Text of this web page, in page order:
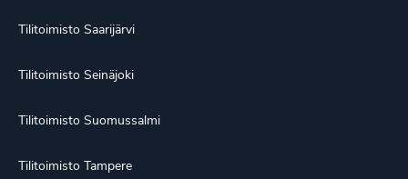
Tilitoimisto Saarijärvi
Tilitoimisto Seinäjoki
Tilitoimisto Suomussalmi
Tilitoimisto Tampere